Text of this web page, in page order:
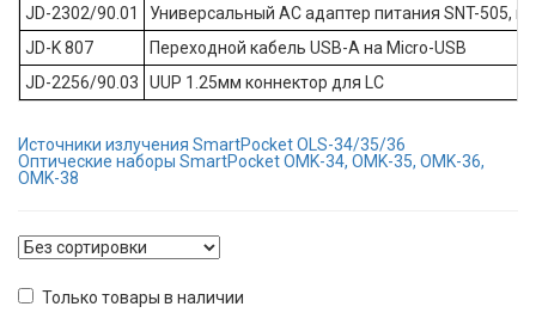
JD-2302/90.01
Универсальный AC адаптер питания SNT-505,
JD-K 807
Переходной кабель USB-A на Micro-USB
JD-2256/90.03
UUP 1.25мм коннектор для LC
Источники излучения SmartPocket OLS-34/35/36
Оптические наборы SmartPocket OMK-34, OMK-35, OMK-36,
OMK-38
Только товары в наличии